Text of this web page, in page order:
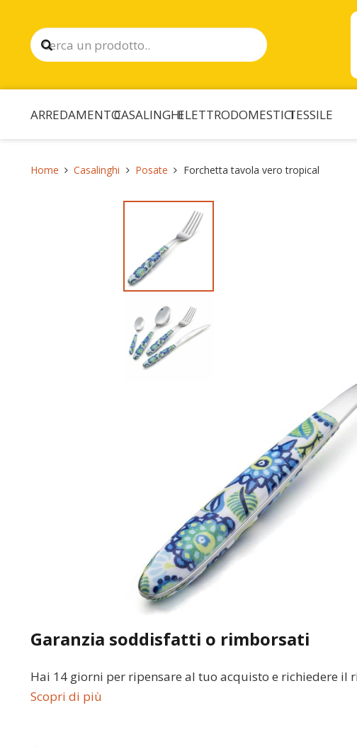
ARREDAMENTOCASALINGHIELETTRODOMESTICITESSILE
Home Casalinghi Posate Forchetta tavola vero tropical
Garanzia soddisfatti o rimborsati
Hai 14 giorni per ripensare al tuo acquisto e richiedere il
Scopri di più